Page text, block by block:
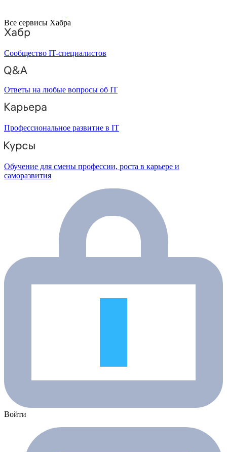
Все сервисы Хабра
Сообщество IT-специалистов
Ответы на любые вопросы об IT
Профессиональное развитие в IT
Обучение для смены профессии, роста в карьере и
саморазвития
Войти